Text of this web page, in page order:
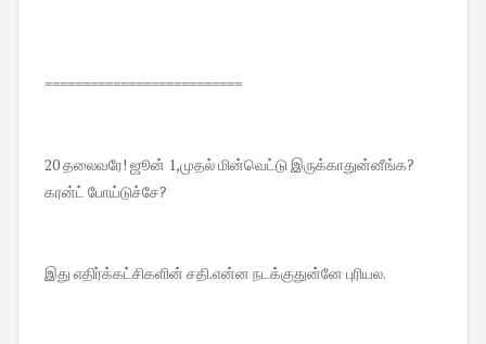
==========================
20 தலைவரே! ஜூன் 1,முதல் மின்வெட்டு இருக்காதுன்னீங்க?
கரன்ட் போய்டுச்சே?
இது எதிர்க்கட்சிகளின் சதி.என்ன நடக்குதுன்னே புரியல.